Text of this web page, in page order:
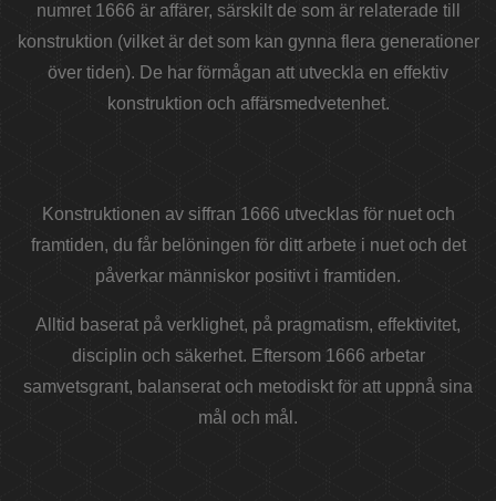
numret 1666 är affärer, särskilt de som är relaterade till
konstruktion (vilket är det som kan gynna flera generationer
över tiden). De har förmågan att utveckla en effektiv
konstruktion och affärsmedvetenhet.
Konstruktionen av siffran 1666 utvecklas för nuet och
framtiden, du får belöningen för ditt arbete i nuet och det
påverkar människor positivt i framtiden.
Alltid baserat på verklighet, på pragmatism, effektivitet,
disciplin och säkerhet. Eftersom 1666 arbetar
samvetsgrant, balanserat och metodiskt för att uppnå sina
mål och mål.